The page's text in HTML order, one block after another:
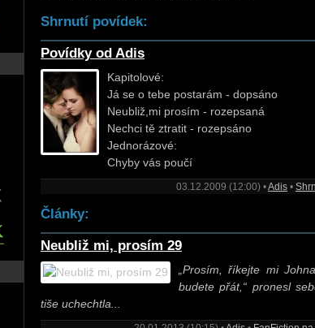
Shrnutí povídek:
Povídky od Adis
Kapitolové:
Já se o tebe postarám - dopsáno
Neubliž,mi prosím - rozepsaná
Nechci tě ztratit - rozepsáno
Jednorázové:
Chyby vás poučí
03.12.2009 (12:00) •Adis •
Články:
Neubliž mi, prosím 29
„Prosím, říkejte mi
budete přát,“ pronesl
tiše uchechtla...